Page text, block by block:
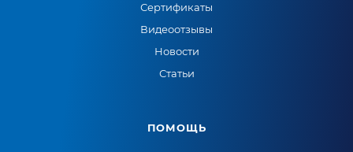
Сертификаты
Видеоотзывы
Новости
Статьи
ПОМОЩЬ